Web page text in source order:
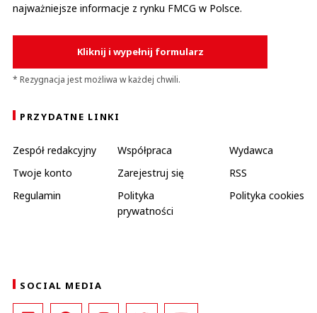
najważniejsze informacje z rynku FMCG w Polsce.
Kliknij i wypełnij formularz
* Rezygnacja jest możliwa w każdej chwili.
PRZYDATNE LINKI
Zespół redakcyjny Współpraca
Wydawca
Twoje konto
Zarejestruj się
RSS
Regulamin
Polityka
prywatności
Polityka cookies
SOCIAL MEDIA